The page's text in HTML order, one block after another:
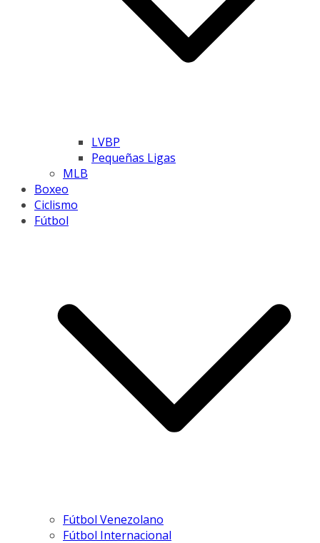
LVBP
Pequeñas Ligas
MLB
Boxeo
Ciclismo
Fútbol
Fútbol Venezolano
Fútbol Internacional